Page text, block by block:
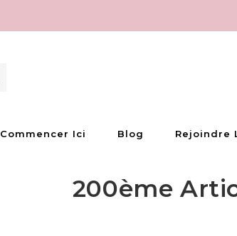
recherche
Commencer Ici Blog Rejoindre
200ème